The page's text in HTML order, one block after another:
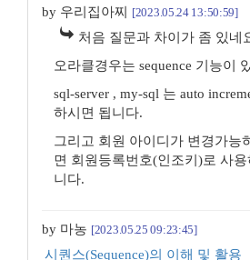
by 우리집아찌 [2023.05.24 13:50:59]
처음 질문과 차이가 좀 있네
오라클경우는 sequence 기능이
sql-server , my-sql 는 auto
하시면 됩니다.
그리고 회원 아이디가 변경가능
면 회원등록번호(인조키)로 사
니다.
by 마농 [2023.05.25 09:23:45]
시퀀스(Sequence)의 이해 및 활용